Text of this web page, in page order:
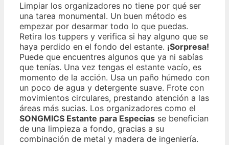
Limpiar los organizadores no tiene por qué ser
una tarea monumental. Un buen método es
empezar por desarmar todo lo que puedas.
Retira los tuppers y verifica si hay alguno que se
haya perdido en el fondo del estante. ¡Sorpresa!
Puede que encuentres algunos que ya ni sabías
que tenías. Una vez tengas el estante vacío, es
momento de la acción. Usa un paño húmedo con
un poco de agua y detergente suave. Frote con
movimientos circulares, prestando atención a las
áreas más sucias. Los organizadores como el
SONGMICS Estante para Especias se benefician
de una limpieza a fondo, gracias a su
combinación de metal y madera de ingeniería.